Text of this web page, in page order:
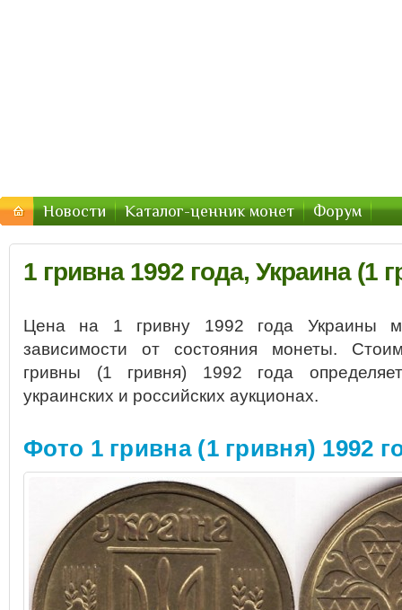
Новости Каталог-ценник монет Форум
1 гривна 1992 года, Украина (1
Цена на 1 гривну 1992 года Украины
зависимости от состояния монеты.
гривны (1 гривня) 1992 года
украинских и российских аукционах.
Фото 1 гривна (1 гривня) 1992